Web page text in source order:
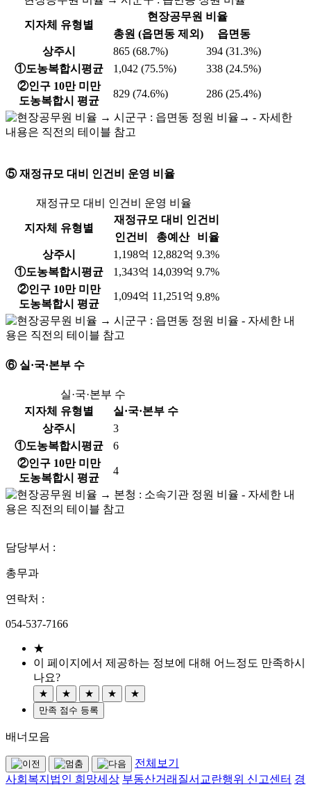
지자체 유형별
현장공무원 비율
총원 (읍면동 제외)
읍면동
상주시
865 (68.7%)
394 (31.3%)
①도농복합시평균
1,042 (75.5%)
338 (24.5%)
②인구 10만 미만
도농복합시 평균
829 (74.6%) 286 (25.4%)
⑤ 재정규모 대비 인건비 운영 비율
재정규모 대비 인건비 운영 비율
지자체 유형별
재정규모 대비 인건비
인건비
총예산
비율
상주시
1,198억 12,882억 9.3%
①도농복합시평균
1,343억 14,039억 9.7%
②인구 10만 미만
도농복합시 평균
1,094억 11,251억 9.8%
⑥ 실·국·본부 수
실·국·본부 수
지자체 유형별
실·국·본부 수
상주시
3
①도농복합시평균
6
②인구 10만 미만
도농복합시 평균
4
담당부서 :
총무과
연락처 :
054-537-7166
★
이 페이지에서 제공하는 정보에 대해 어느정도 만족하시
나요?
★ ★ ★ ★
★
만족 점수 등록
배너모음
전체보기
사회복지법인 희망세상 부동산거래질서교란행위 신고센터 경